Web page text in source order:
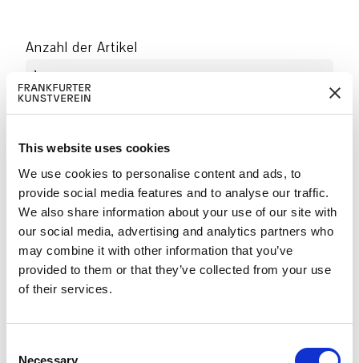
This website uses cookies
We use cookies to personalise content and ads, to
provide social media features and to analyse our traffic.
We also share information about your use of our site with
our social media, advertising and analytics partners who
may combine it with other information that you’ve
provided to them or that they’ve collected from your use
of their services.
Necessary
Anzahl der Artikel
Vorname
Name
Firma
Addresse